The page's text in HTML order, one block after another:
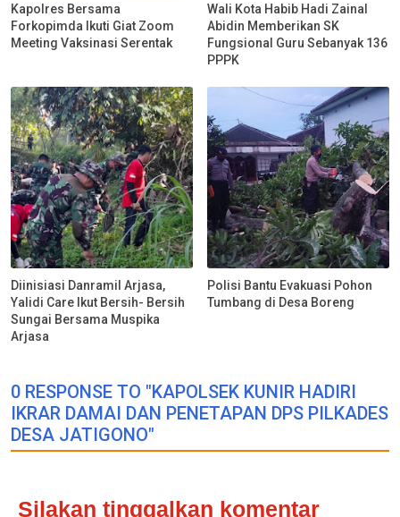
Kapolres Bersama
Forkopimda Ikuti Giat Zoom
Meeting Vaksinasi Serentak
Wali Kota Habib Hadi Zainal
Abidin Memberikan SK
Fungsional Guru Sebanyak 136
PPPK
Diinisiasi Danramil Arjasa,
Yalidi Care Ikut Bersih- Bersih
Sungai Bersama Muspika
Arjasa
Polisi Bantu Evakuasi Pohon
Tumbang di Desa Boreng
0 RESPONSE TO "KAPOLSEK KUNIR HADIRI
IKRAR DAMAI DAN PENETAPAN DPS PILKADES
DESA JATIGONO"
Silakan tinggalkan komentar